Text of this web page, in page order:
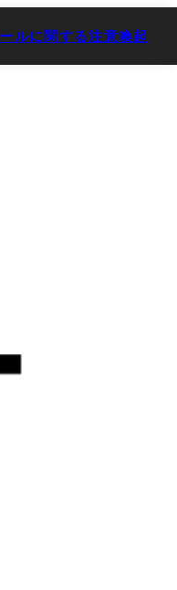
ルに関する注意喚起